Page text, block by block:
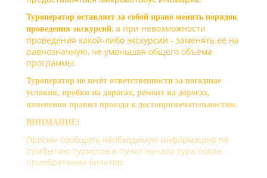
Туроператор оставляет за собой право менять порядок
проведения экскурсий, а при невозможности
проведения какой-либо экскурсии - заменять её на
равнозначную, не уменьшая общего объёма
программы.
Туроператор не несёт ответственности за погодные
условия, пробки на дорогах, ремонт на дорогах,
изменения правил проезда к достопримечательностям.
ВНИМАНИЕ!
Просим сообщать необходимую информацию по
прибытию туристов в пункт начала тура после
приобретения билетов: